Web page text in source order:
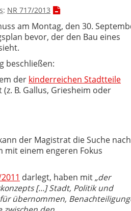
: NR 717/2013
am Montag, den 30.
bevor, der den Bau eines
beschließen:
der kinderreichen Stadtteile
B. Gallus, Griesheim oder
der Magistrat die Suche nach
mit einem engeren Fokus
darlegt, haben mit„der
[…] Stadt, Politik und
übernommen,